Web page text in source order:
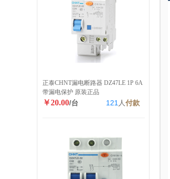
正泰CHNT漏电断路器 DZ47LE 1P 6A
带漏电保护 原装正品
￥20.00/台 121 人付款